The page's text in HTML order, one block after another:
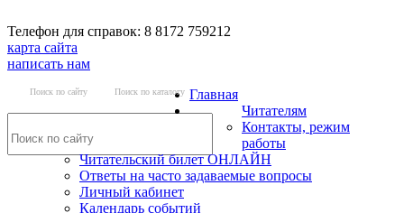
Телефон для справок: 8 8172 759212
карта сайта
написать нам
Поиск по сайту Поиск по каталогу Главная
Читателям
Контакты, режим
работы
Читательский билет ОНЛАЙН
Ответы на часто задаваемые вопросы
Личный кабинет
Календарь событий